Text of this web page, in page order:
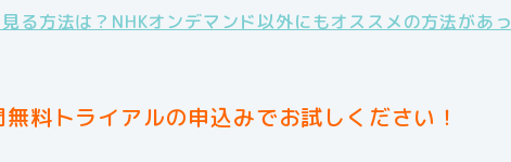
る方法は？NHKオンデマンド以外にもオススメの方法があっ
料トライアルの申込みでお試しください！